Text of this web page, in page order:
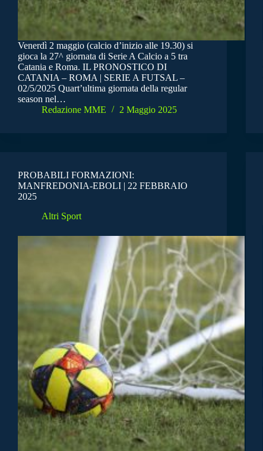
Venerdì 2 maggio (calcio d’inizio alle 19.30) si
gioca la 27^ giornata di Serie A Calcio a 5 tra
Catania e Roma. IL PRONOSTICO DI
CATANIA – ROMA | SERIE A FUTSAL –
02/5/2025 Quart’ultima giornata della regular
season nel…
Redazione MME
2 Maggio 2025
PROBABILI FORMAZIONI:
MANFREDONIA-EBOLI | 22 FEBBRAIO
2025
Altri Sport